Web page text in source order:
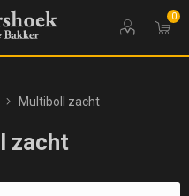
0
Multiboll zacht
zacht